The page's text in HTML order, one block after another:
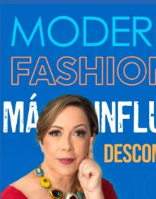
CONHEÇA DORIS E EQUIPE